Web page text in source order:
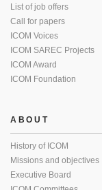
List of job offers
Call for papers
ICOM Voices
ICOM SAREC Projects
ICOM Award
ICOM Foundation
ABOUT
History of ICOM
Missions and objectives
Executive Board